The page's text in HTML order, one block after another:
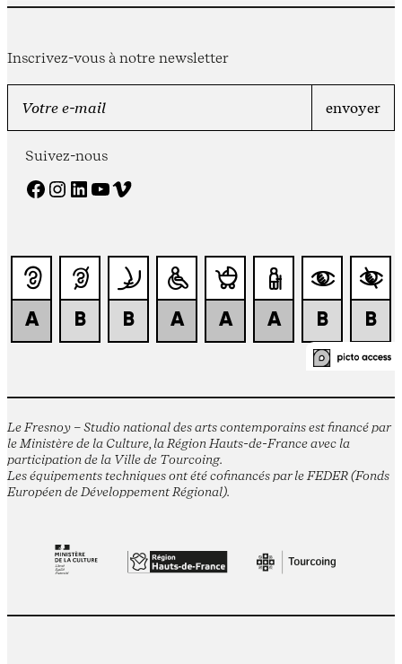
Inscrivez-vous à notre newsletter
Suivez-nous
Facebook Instagram LinkedIn YouTube Vimeo
Le Fresnoy – Studio national des arts contemporains est financé par
le Ministère de la Culture, la Région Hauts-de-France avec la
participation de la Ville de Tourcoing.
Les équipements techniques ont été cofinancés par le FEDER (Fonds
Européen de Développement Régional).